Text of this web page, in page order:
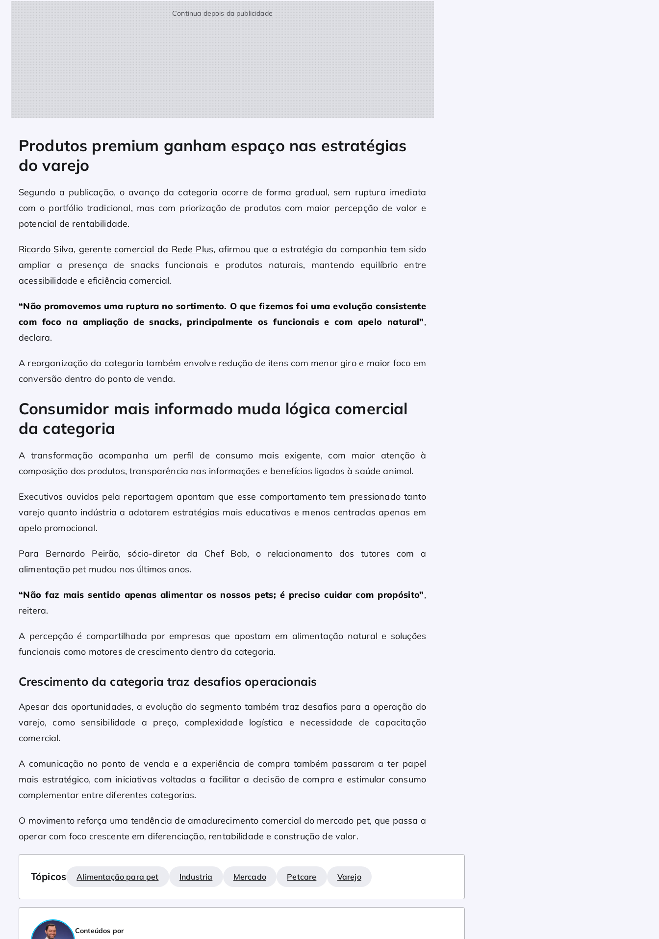
Continua depois da publicidade
Produtos premium ganham espaço nas estratégias
do varejo
Segundo a publicação, o avanço da categoria ocorre de forma gradual, sem ruptura imediata
com o portfólio tradicional, mas com priorização de produtos com maior percepção de valor e
potencial de rentabilidade.
Ricardo Silva, gerente comercial da Rede Plus, afirmou que a estratégia da companhia tem sido
ampliar a presença de snacks funcionais e produtos naturais, mantendo equilíbrio entre
acessibilidade e eficiência comercial.
“Não promovemos uma ruptura no sortimento. O que fizemos foi uma evolução consistente
com foco na ampliação de snacks, principalmente os funcionais e com apelo natural”,
declara.
A reorganização da categoria também envolve redução de itens com menor giro e maior foco em
conversão dentro do ponto de venda.
Consumidor mais informado muda lógica comercial
da categoria
A transformação acompanha um perfil de consumo mais exigente, com maior atenção à
composição dos produtos, transparência nas informações e benefícios ligados à saúde animal.
Executivos ouvidos pela reportagem apontam que esse comportamento tem pressionado tanto
varejo quanto indústria a adotarem estratégias mais educativas e menos centradas apenas em
apelo promocional.
Para Bernardo Peirão, sócio-diretor da Chef Bob, o relacionamento dos tutores com a
alimentação pet mudou nos últimos anos.
“Não faz mais sentido apenas alimentar os nossos pets; é preciso cuidar com propósito”,
reitera.
A percepção é compartilhada por empresas que apostam em alimentação natural e soluções
funcionais como motores de crescimento dentro da categoria.
Crescimento da categoria traz desafios operacionais
Apesar das oportunidades, a evolução do segmento também traz desafios para a operação do
varejo, como sensibilidade a preço, complexidade logística e necessidade de capacitação
comercial.
A comunicação no ponto de venda e a experiência de compra também passaram a ter papel
mais estratégico, com iniciativas voltadas a facilitar a decisão de compra e estimular consumo
complementar entre diferentes categorias.
O movimento reforça uma tendência de amadurecimento comercial do mercado pet, que passa a
operar com foco crescente em diferenciação, rentabilidade e construção de valor.
Tópicos Alimentação para pet Industria Mercado Petcare Varejo
Conteúdos por